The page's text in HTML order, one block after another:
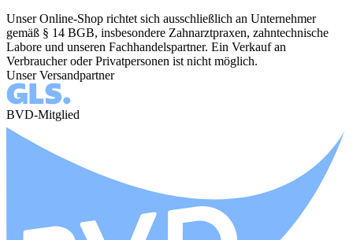
Unser Online-Shop richtet sich ausschließlich an Unternehmer
gemäß § 14 BGB, insbesondere Zahnarztpraxen, zahntechnische
Labore und unseren Fachhandelspartner. Ein Verkauf an
Verbraucher oder Privatpersonen ist nicht möglich.
Unser Versandpartner
BVD-Mitglied